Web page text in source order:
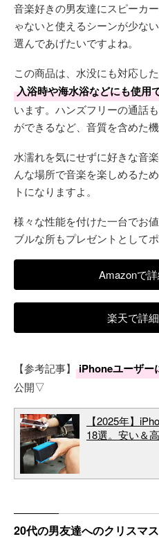
音楽好きの男友達にスピーカ
ゃないと使えるシーンが少な
選んであげたいですよね。
この商品は、水没にも対応し
入浴時や海水浴などにも使用
います。ハンズフリーの通話
ができるなど、音質を含めた
水濡れを気にせずに好きな音
んな場所で音楽を楽しめるた
トになりますよ。
様々な性能を付けた一台でお
ブルな所もプレゼントとしてポ
Amazonで
楽天で詳
【参考記事】 iPhoneユーザー
公開▽
【2025年】
18選。安い＆
20代の男友達へのクリスマ